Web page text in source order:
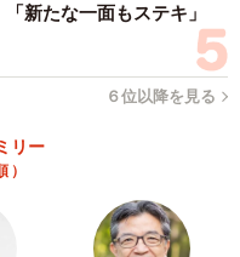
新たな一面もステキ」
６位以降を見る
リー
）